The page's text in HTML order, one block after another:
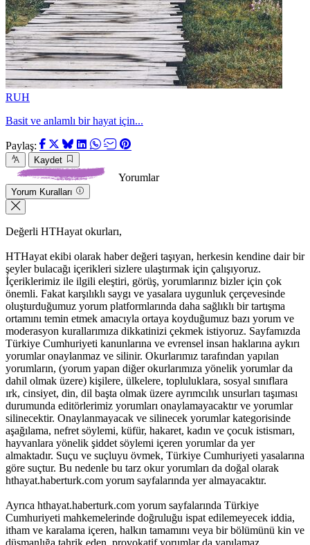
RUH
Basit ve anlamlı bir hayat için...
Paylaş:
Kaydet
Yorumlar
Yorum Kuralları
Değerli HTHayat okurları,
HTHayat ekibi olarak haber değeri taşıyan, herkesin kendine dair bir
şeyler bulacağı içerikleri sizlere ulaştırmak için çalışıyoruz.
İçeriklerimiz ile ilgili eleştiri, görüş, yorumlarınız bizler için çok
önemli. Fakat karşılıklı saygı ve yasalara uygunluk çerçevesinde
oluşturduğumuz yorum platformlarında daha sağlıklı bir tartışma
ortamını temin etmek amacıyla ortaya koyduğumuz bazı yorum ve
moderasyon kurallarımıza dikkatinizi çekmek istiyoruz. Sayfamızda
Türkiye Cumhuriyeti kanunlarına ve evrensel insan haklarına aykırı
yorumlar onaylanmaz ve silinir. Okurlarımız tarafından yapılan
yorumların, (yorum yapan diğer okurlarımıza yönelik yorumlar da
dahil olmak üzere) kişilere, ülkelere, topluluklara, sosyal sınıflara
ırk, cinsiyet, din, dil başta olmak üzere ayrımcılık unsurları taşıması
durumunda editörlerimiz yorumları onaylamayacaktır ve yorumlar
silinecektir. Onaylanmayacak ve silinecek yorumlar kategorisinde
aşağılama, nefret söylemi, küfür, hakaret, kadın ve çocuk istismarı,
hayvanlara yönelik şiddet söylemi içeren yorumlar da yer
almaktadır. Suçu ve suçluyu övmek, Türkiye Cumhuriyeti yasalarına
göre suçtur. Bu nedenle bu tarz okur yorumları da doğal olarak
hthayat.haberturk.com yorum sayfalarında yer almayacaktır.
Ayrıca hthayat.haberturk.com yorum sayfalarında Türkiye
Cumhuriyeti mahkemelerinde doğruluğu ispat edilemeyecek iddia,
itham ve karalama içeren, halkın tamamını veya bir bölümünü kin ve
düşmanlığa tahrik eden, provokatif yorumlar da yapılamaz.